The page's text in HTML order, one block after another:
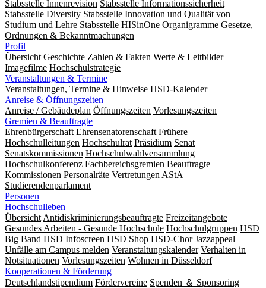
Stabsstelle Innenrevision Stabsstelle In­for­ma­ti­ons­sicher­heit
Stabsstelle Diversity Stabsstelle Innovation und Qualität von
Studium und Lehre Stabsstelle HISinOne Organigramme Gesetze,
Ordnungen & Bekanntmachungen
Profil
Übersicht Geschichte Zahlen & Fakten Werte & Leitbilder
Imagefilme Hochschulstrategie
Veranstaltungen & Termine
Veranstaltungen, Termine & Hinweise HSD-Kalender
Anreise & Öffnungszeiten
Anreise / Gebäudeplan Öffnungszeiten Vorlesungszeiten
Gremien & Beauftragte
Ehrenbürgerschaft Ehrensenatorenschaft Frühere
Hochschulleitungen Hochschulrat Präsidium Senat
Senatskommissionen Hochschulwahlversammlung
Hochschulkonferenz Fachbereichsgremien Beauftragte
Kommissionen Personalräte Vertretungen AStA
Studierendenparlament
Personen
Hochschulleben
Übersicht Antidiskriminierungsbeauftragte Freizeitangebote
Gesundes Arbeiten - Gesunde Hochschule Hochschulgruppen HSD
Big Band HSD Infoscreen HSD Shop HSD-Chor Jazzappeal
Unfälle am Campus melden Veranstaltungskalender Verhalten in
Notsituationen Vorlesungszeiten Wohnen in Düsseldorf
Kooperationen & Förderung
Deutschlandstipendium Fördervereine Spenden ＆ Sponsoring